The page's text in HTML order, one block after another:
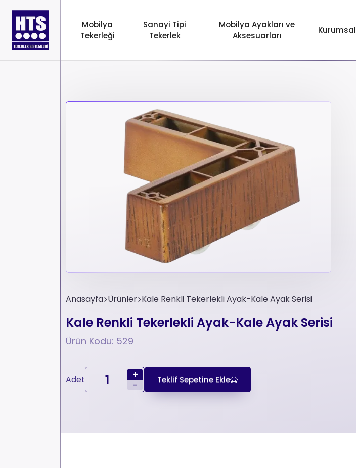
Mobilya
Tekerleği
Sanayi Tipi
Tekerlek
Mobilya Ayakları ve
Aksesuarları
Kurumsal
Anasayfa Ürünler Kale Renkli Tekerlekli Ayak-Kale Ayak Serisi
Kale Renkli Tekerlekli Ayak-Kale Ayak Serisi
Ürün Kodu: 529
Adet
+
-
Teklif Sepetine Ekle